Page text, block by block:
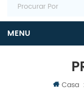
Casa